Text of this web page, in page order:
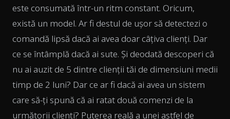
este consumată într-un ritm constant. Oricum,
există un model. Ar fi destul de ușor să detectezi o
comandă lipsă dacă ai avea doar câțiva clienți. Dar
ce se întâmplă dacă ai sute. Și deodată descoperi că
nu ai auzit de 5 dintre clienții tăi de dimensiuni medii
timp de 2 luni? Dar ce ar fi dacă ai avea un sistem
care să-ți spună că ai ratat două comenzi de la
următorii clienți? Puterea reală a unei astfel de